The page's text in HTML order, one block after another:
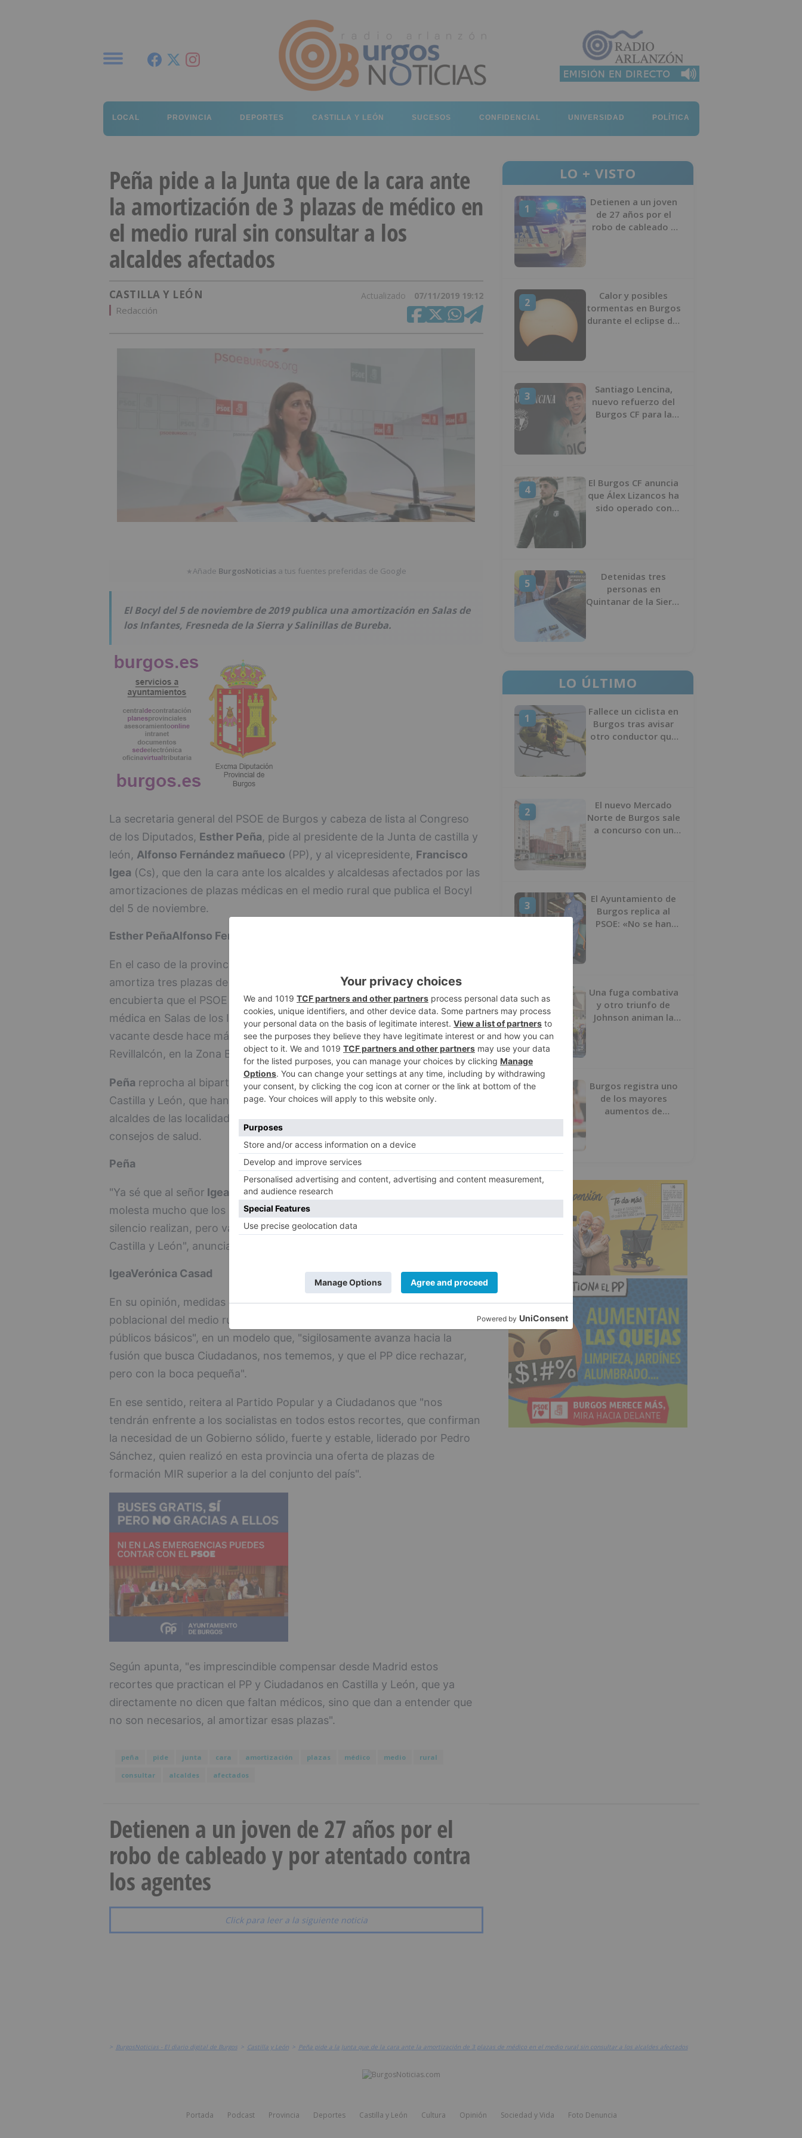
LOCAL PROVINCIA DEPORTES CASTILLA Y LEÓN SUCESOS CONFIDENCIAL UNIVERSIDAD POLÍTICA
Peña pide a la Junta que de la cara ante
la amortización de 3 plazas de médico en
el medio rural sin consultar a los
alcaldes afectados
CASTILLA Y LEÓN Actualizado 07/11/2019 19:12
Redacción
★Añade BurgosNoticias a tus fuentes preferidas de Google
El Bocyl del 5 de noviembre de 2019 publica una amortización en Salas de
los Infantes, Fresneda de la Sierra y Salinillas de Bureba.
La secretaria general del PSOE de Burgos y cabeza de lista al Congreso
de los Diputados, Esther Peña, pide al presidente de la Junta de castilla y
león, Alfonso Fernández mañueco (PP), y al vicepresidente, Francisco
Igea (Cs), que den la cara ante los alcaldes y alcaldesas afectados por las
amortizaciones de plazas médicas en el medio rural que publica el Bocyl
del 5 de noviembre.
Esther PeñaAlfonso Fernández mañueco
En el caso de la provincia burgalesa, la Orden de la Consejería de Sanidad
amortiza tres plazas de manera oficial, que confirman la amortización
encubierta que el PSOE denunció y la Junta negaba. Se trata de una plaza
médica en Salas de los Infantes, otra en Fresneda de la Sierra Tirón
vacante desde hace más de año y medio y la de Salinillas de Bureba y
Revillalcón, en la Zona Básica de Salud de Briviesca.
Peña reprocha al bipartito PP-Ciudadanos, al frente de la Junta de
Castilla y León, que han publicado esta medida sin previa consulta a los
alcaldes de las localidades afectadas y sin convocar los correspondientes
consejos de salud.
Peña
"Ya sé que al señor Igea y a la consejera de Sanidad,
molesta mucho que los socialistas hablemos de los recortes que tan en
silencio realizan, pero vamos a pedirles explicaciones en las Cortes de
Castilla y León", anuncia.
IgeaVerónica Casad
En su opinión, medidas como esta contribuyen a agravar la depresión
poblacional del medio rural, "al alejar de los habitantes los servicios
públicos básicos", en un modelo que, "sigilosamente avanza hacia la
fusión que busca Ciudadanos, nos tememos, y que el PP dice rechazar,
pero con la boca pequeña".
En ese sentido, reitera al Partido Popular y a Ciudadanos que "nos
tendrán enfrente a los socialistas en todos estos recortes, que confirman
la necesidad de un Gobierno sólido, fuerte y estable, liderado por Pedro
Sánchez, quien realizó en esta provincia una oferta de plazas de
formación MIR superior a la del conjunto del país".
Según apunta, "es imprescindible compensar desde Madrid estos
recortes que practican el PP y Ciudadanos en Castilla y León, que ya
directamente no dicen que faltan médicos, sino que dan a entender que
no son necesarios, al amortizar esas plazas".
peña pide junta cara amortización plazas médico medio
rural
consultar
alcaldes afectados
LO + VISTO
1
Detienen a un joven
de 27 años por el
robo de cableado y
2
Calor y posibles
tormentas en Burgos
durante el eclipse del
3
Santiago Lencina,
nuevo refuerzo del
Burgos CF para la
4
El Burgos CF anuncia
que Álex Lizancos ha
sido operado con
5
Detenidas tres
personas en
Quintanar de la Sierra
LO ÚLTIMO
1
Fallece un ciclista en
Burgos tras avisar
otro conductor que
2
El nuevo Mercado
Norte de Burgos sale
a concurso con un
3
El Ayuntamiento de
Burgos replica al
PSOE: «No se han
4
Una fuga combativa
y otro triunfo de
Johnson animan la
5
Burgos registra uno
de los mayores
aumentos de
Detienen a un joven de 27 años por el
robo de cableado y por atentado contra
los agentes
Click para leer a la siguiente noticia
> BurgosNoticias - El diario digital de Burgos > Castilla y León > Peña pide a la Junta que de la cara ante la amortización de 3 plazas de médico en el medio rural sin consultar a los alcaldes afectados
Portada Podcast Provincia Deportes Castilla y León Cultura Opinión Sociedad y Vida Foto Denuncia